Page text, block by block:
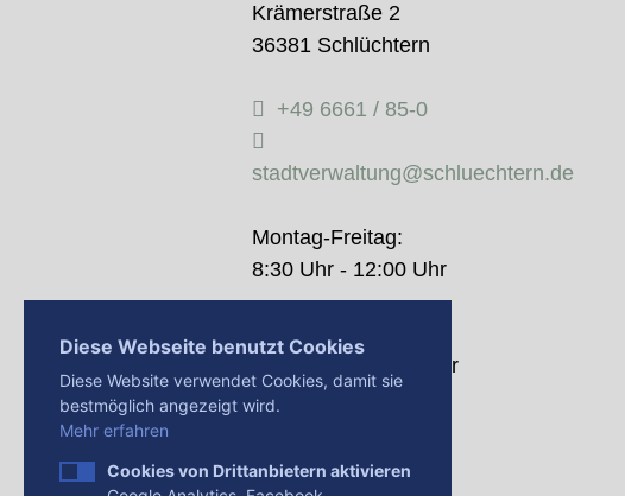
Krämerstraße 2
36381 Schlüchtern
+49 6661 / 85-0
stadtverwaltung@schluechtern.de
Montag-Freitag:
8:30 Uhr - 12:00 Uhr
Donnerstag:
14:00 Uhr - 18:00 Uhr
Diese Webseite benutzt Cookies
Diese Website verwendet Cookies, damit sie
bestmöglich angezeigt wird.
Mehr erfahren
Cookies von Drittanbietern aktivieren